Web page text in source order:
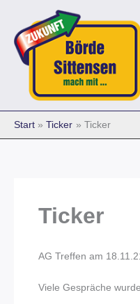
springen
Start Ticker Ticker
Ticker
AG Treffen am
Viele Gespräche